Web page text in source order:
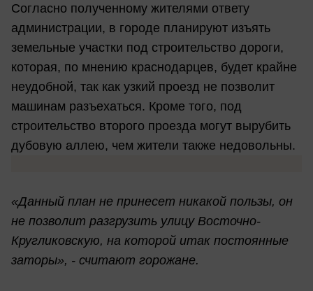
Согласно полученному жителями ответу
администрации, в городе планируют изъять
земельные участки под строительство дороги,
которая, по мнению краснодарцев, будет крайне
неудобной, так как узкий проезд не позволит
машинам разъехаться. Кроме того, под
строительство второго проезда могут вырубить
дубовую аллею, чем жители также недовольны.
«Данный план не принесет никакой пользы, он
не позволит разгрузить улицу Восточно-
Кругликовскую, на которой итак постоянные
заторы», - считают горожане.